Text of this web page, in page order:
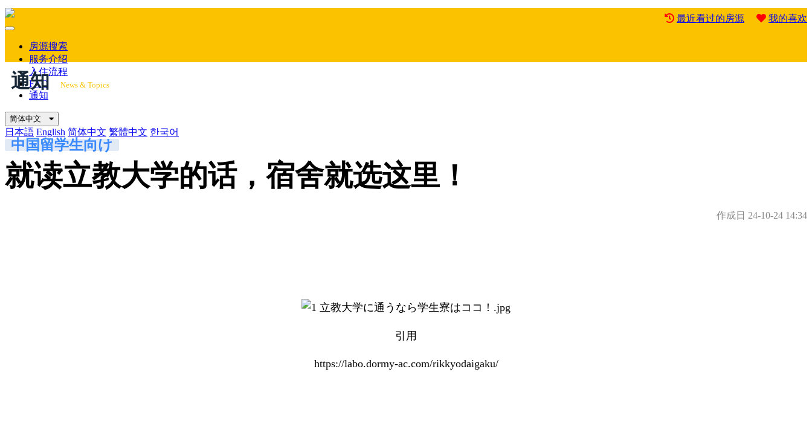
最近看过的房源 我的喜欢
Mobile
房源搜索
服务介绍
入住流程
FAQ
通知
简体中文
日本語 English 简体中文 繁體中文 한국어
通知 News & Topics
中国留学生向け
就读立教大学的话，宿舍就选这里！
作成日 24-10-24 14:34
引用
https://labo.dormy-ac.com/rikkyodaigaku/